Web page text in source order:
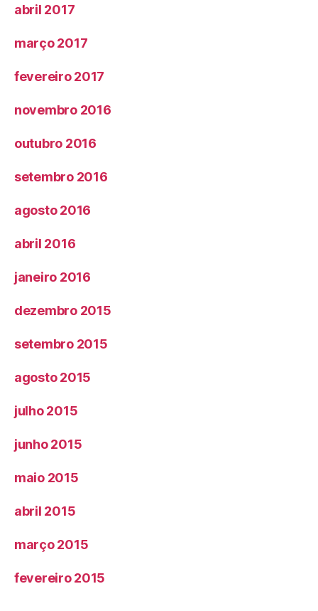
abril 2017
março 2017
fevereiro 2017
novembro 2016
outubro 2016
setembro 2016
agosto 2016
abril 2016
janeiro 2016
dezembro 2015
setembro 2015
agosto 2015
julho 2015
junho 2015
maio 2015
abril 2015
março 2015
fevereiro 2015